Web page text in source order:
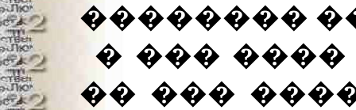
��������
� ��� ����
�� ���